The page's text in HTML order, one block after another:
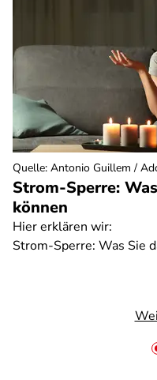
Strom-Sperre:
können
Hier erklären wir:
Strom-Sperre: Was Sie
Quelle: Antonio Guillem /